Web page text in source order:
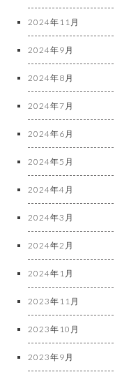
2024年11月
2024年9月
2024年8月
2024年7月
2024年6月
2024年5月
2024年4月
2024年3月
2024年2月
2024年1月
2023年11月
2023年10月
2023年9月